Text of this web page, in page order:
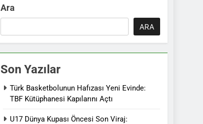
Ara
ARA
Son Yazılar
Türk Basketbolunun Hafızası Yeni Evinde:
TBF Kütüphanesi Kapılarını Açtı
U17 Dünya Kupası Öncesi Son Viraj: